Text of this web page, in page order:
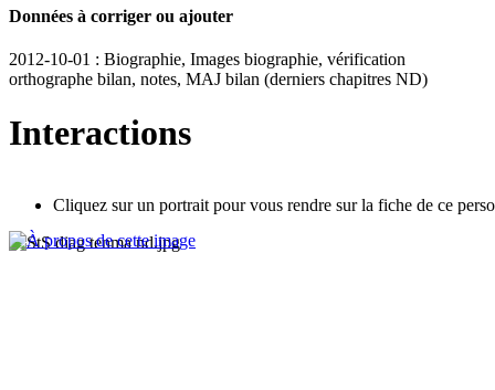
Données à corriger ou ajouter
2012-10-01 : Biographie, Images biographie, vérification
orthographe bilan, notes, MAJ bilan (derniers chapitres ND)
Interactions
Cliquez sur un portrait pour vous rendre sur la fiche de ce